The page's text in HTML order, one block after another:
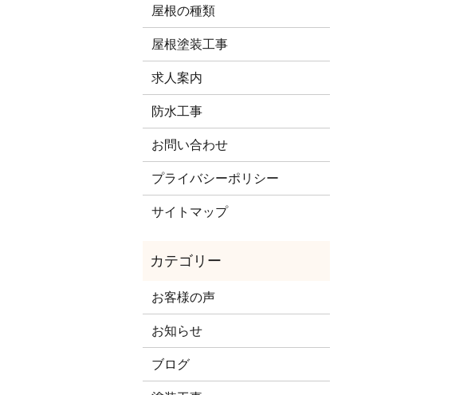
屋根の種類
屋根塗装工事
求人案内
防水工事
お問い合わせ
プライバシーポリシー
サイトマップ
お客様の声
お知らせ
ブログ